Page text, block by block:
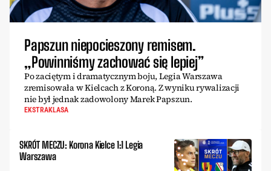
Papszun niepocieszony remisem.
„Powinniśmy zachować się lepiej”
Po zaciętym i dramatycznym boju, Legia Warszawa
zremisowała w Kielcach z Koroną. Z wyniku rywalizacji
nie był jednak zadowolony Marek Papszun.
EKSTRAKLASA
SKRÓT MECZU: Korona Kielce 1:1 Legia
Warszawa